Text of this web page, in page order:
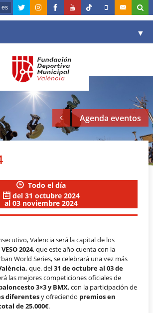
es
▼
▼
▼
Agenda eventos
Todo el día
del 31 octubre 2024
al 03 noviembre 2024
Valencia será la capital de los
VESO 2024, que este año cuenta con la
World Series, se celebrará una vez más
que. del31 de octubre al 03 de
las mejores competiciones oficiales de
3×3 y BMX, con la participación de
diferentesy ofreciendo premios en
de 25.000€.